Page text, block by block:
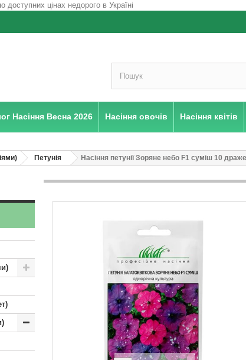
Насіння Весна 2026 Насіння овочів Насіння квітів
Петунія Насіння петунії Зоряне небо F1 суміш 10 драже